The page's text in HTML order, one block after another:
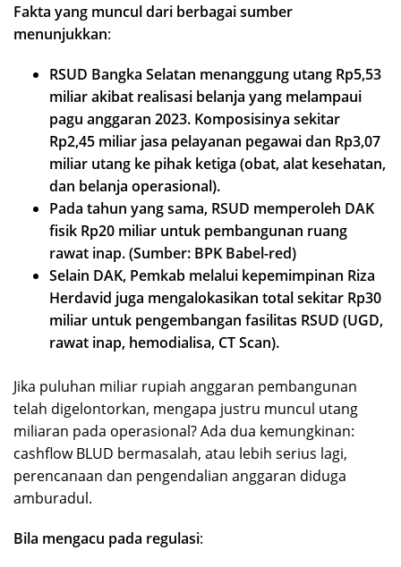
Fakta yang muncul dari berbagai sumber
menunjukkan:
RSUD Bangka Selatan menanggung utang Rp5,53
miliar akibat realisasi belanja yang melampaui
pagu anggaran 2023. Komposisinya sekitar
Rp2,45 miliar jasa pelayanan pegawai dan Rp3,07
miliar utang ke pihak ketiga (obat, alat kesehatan,
dan belanja operasional).
Pada tahun yang sama, RSUD memperoleh DAK
fisik Rp20 miliar untuk pembangunan ruang
rawat inap. (Sumber: BPK Babel-red)
Selain DAK, Pemkab melalui kepemimpinan Riza
Herdavid juga mengalokasikan total sekitar Rp30
miliar untuk pengembangan fasilitas RSUD (UGD,
rawat inap, hemodialisa, CT Scan).
Jika puluhan miliar rupiah anggaran pembangunan
telah digelontorkan, mengapa justru muncul utang
miliaran pada operasional? Ada dua kemungkinan:
cashflow BLUD bermasalah, atau lebih serius lagi,
perencanaan dan pengendalian anggaran diduga
amburadul.
Bila mengacu pada regulasi: